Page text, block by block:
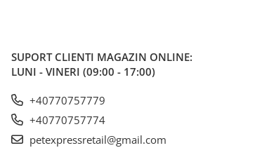
SUPORT CLIENTI MAGAZIN ONLINE:
LUNI - VINERI (09:00 - 17:00)
+40770757779
+40770757774
petexpressretail@gmail.com